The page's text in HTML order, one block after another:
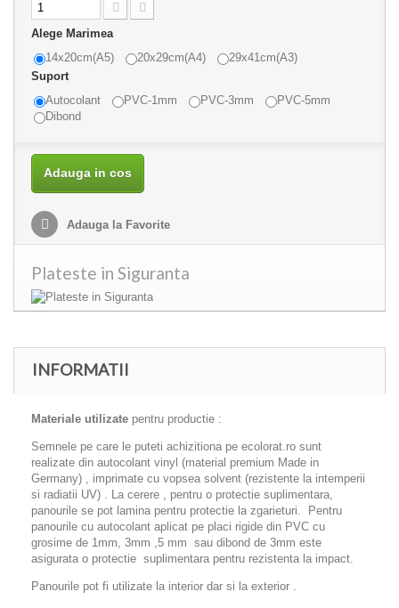
Alege Marimea
14x20cm(A5)
20x29cm(A4)
29x41cm(A3)
Suport
Autocolant
PVC-1mm PVC-3mm
PVC-5mm
Dibond
Adauga in cos
Adauga la Favorite
Plateste in Siguranta
INFORMATII
Materiale utilizate pentru productie :
Semnele pe care le puteti achizitiona pe ecolorat.ro sunt
realizate din autocolant vinyl (material premium Made in
Germany) , imprimate cu vopsea solvent (rezistente la intemperii
si radiatii UV) . La cerere , pentru o protectie suplimentara,
panourile se pot lamina pentru protectie la zgarieturi. Pentru
panourile cu autocolant aplicat pe placi rigide din PVC cu
grosime de 1mm, 3mm ,5 mm sau dibond de 3mm este
asigurata o protectie suplimentara pentru rezistenta la impact.
Panourile pot fi utilizate la interior dar si la exterior .